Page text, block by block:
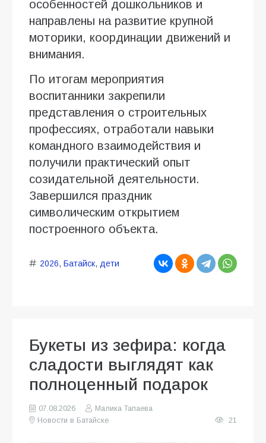
особенностей дошкольников и
направлены на развитие крупной
моторики, координации движений и
внимания.
По итогам мероприятия
воспитанники закрепили
представления о строительных
профессиях, отработали навыки
командного взаимодействия и
получили практический опыт
созидательной деятельности.
Завершился праздник
символическим открытием
построенного объекта.
2026, Батайск, дети
Букеты из зефира: когда
сладости выглядят как
полноценный подарок
07.08.2026
Малика Тапаева
Новости в Батайске
21